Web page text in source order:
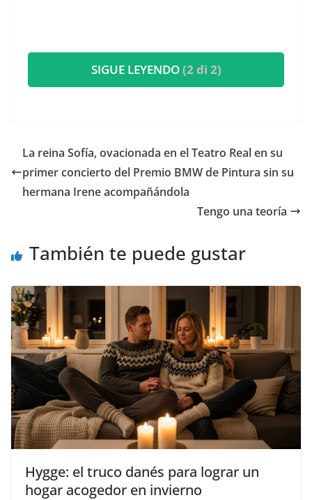
SIGUE LEYENDO(2 di 2)
​La reina Sofía, ovacionada en el Teatro Real en su
primer concierto del Premio BMW de Pintura sin su
hermana Irene acompañándola
​Tengo una teoría
También te puede gustar
Hygge: el truco danés para lograr un
hogar acogedor en invierno